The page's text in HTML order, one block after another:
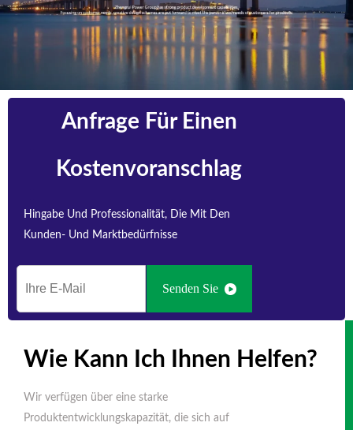
Anfrage Für Einen
Kostenvoranschlag
Hingabe Und Professionalität, Die Mit Den
Kunden- Und Marktbedürfnisse
Senden Sie
Wie Kann Ich Ihnen Helfen?
Wir verfügen über eine starke
Produktentwicklungskapazität, die sich auf